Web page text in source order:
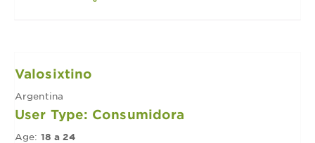
Valosixtino
Argentina
User Type: Consumidora
Age: 18 a 24